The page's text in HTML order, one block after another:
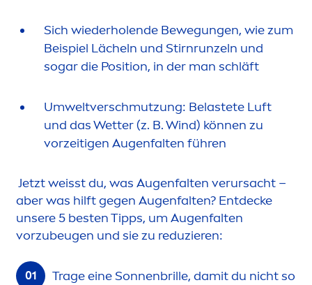
Sich wiederholende Bewegungen, wie zum
Beispiel Lächeln und Stirnrunzeln und
sogar die Position, in der man schläft
Umweltverschmutzung: Belastete Luft
und das Wetter (z. B. Wind) können zu
vorzeitigen Augenfalten führen
Jetzt weisst du, was Augenfalten verursacht –
aber was hilft gegen Augenfalten? Entdecke
unsere 5 besten Tipps, um Augenfalten
vorzubeugen und sie zu reduzieren:
Trage eine Sonnenbrille, damit du nicht so